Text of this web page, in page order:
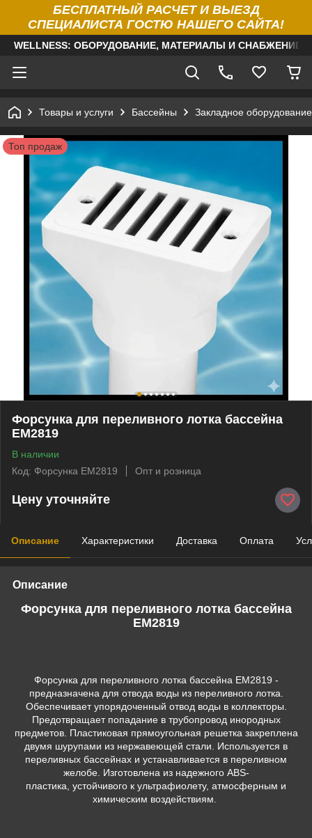
БЕСПЛАТНЫЙ РАСЧЕТ И ВЫЕЗД
СПЕЦИАЛИСТА ГОСТЮ НАШЕГО САЙТА!
WELLNESS: ОБОРУДОВАНИЕ, МАТЕРИАЛЫ И
Товары и услуги Бассейны Закладное
Топ продаж
Форсунка для переливного лотка бассейна
EM2819
В наличии
Код: Форсунка EM2819
Опт и розница
Цену уточняйте
Описание Характеристики Доставка Оплата
Описание
Форсунка для переливного лотка бассейна
EM2819
Форсунка для переливного лотка бассейна EM2819 -
предназначена для отвода воды из переливного лотка.
Обеспечивает упорядоченный отвод воды в коллекторы.
Предотвращает попадание в трубопровод инородных
предметов. Пластиковая прямоугольная решетка закреплена
двумя шурупами из нержавеющей стали. Используется в
переливных бассейнах и устанавливается в переливном
желобе. Изготовлена из надежного ABS-
пластика, устойчивого к ультрафиолету, атмосферным и
химическим воздействиям.